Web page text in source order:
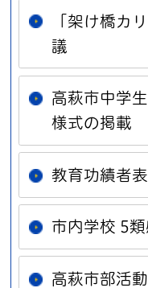
「架け橋カ
議
高萩市中学
様式の掲載
教育功績者
市内学校 5
高萩市部活